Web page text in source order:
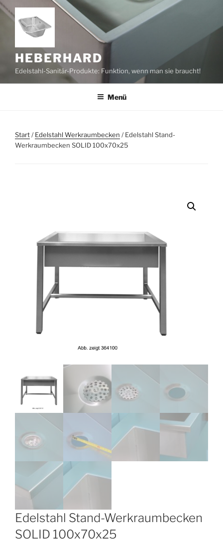
Zum
Inhalt
springen
HEBERHARD
Edelstahl-Sanitär-Produkte: Funktion, wenn man sie braucht!
Menü
Start/Edelstahl Werkraumbecken / Edelstahl Stand-
Werkraumbecken SOLID 100x70x25
Edelstahl Stand-Werkraumbecken
SOLID 100x70x25